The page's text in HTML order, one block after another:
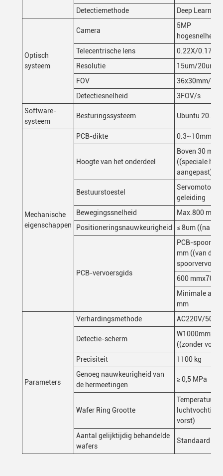
Detectiemethode
Deep
Optisch
systeem
Camera
5MP
Telecentrische lens
0.22X/0.17X/
Resolutie
15um/20um/
FOV
36x30mm/
Detectiesnelheid
3FOV/s
Software-
systeem
Besturingssysteem Ubuntu 20.04
Mechanische
eigenschappen
PCB-dikte 0.3~10mm
Hoogte van het onderdeel
Boven 30
((speciale
aangepast)
Bestuurstoestel
geleiding
Bewegingssnelheid
Max.800 mm/
Positioneringsnauwkeurigheid
≤ 8um ((na
PCB-vervoersgids
PCB-
mm ((van de
600 mmx700
Minimale
mm
Parameters
Verhardingsmethode AC220V/
Detectie-scherm
((zonder voet
Precisiteit
1100 kg
Genoeg nauwkeurigheid van
de hermeetingen
≥ 0,5 MPa
Wafer Ring Grootte
vorst)
Aantal gelijktijdig behandelde
wafers
Standaard